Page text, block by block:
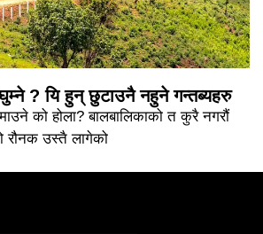
? यि हुन् छुटाउनै नहुने गन्तब्यहरु
को होला? बालबालिकाको त कुरै नगरौं
रौनक उस्तै लागेको